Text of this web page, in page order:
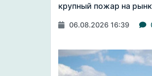
крупный пожар на
06.08.2026 16:39